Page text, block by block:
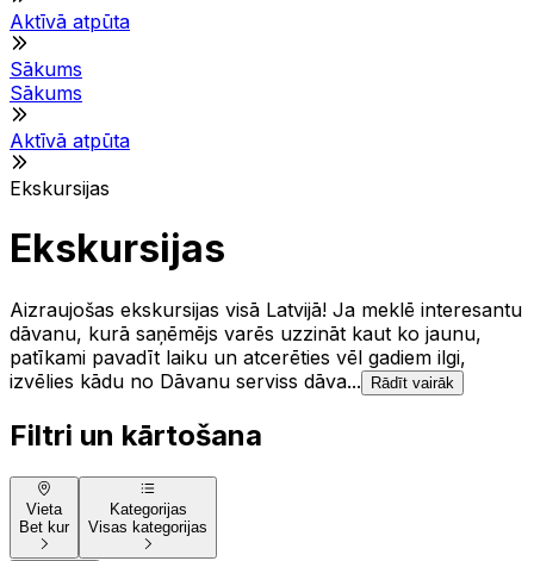
Aktīvā atpūta
Sākums
Sākums
Aktīvā atpūta
Ekskursijas
Ekskursijas
Aizraujošas ekskursijas visā Latvijā! Ja meklē interesantu
dāvanu, kurā saņēmējs varēs uzzināt kaut ko jaunu,
patīkami pavadīt laiku un atcerēties vēl gadiem ilgi,
izvēlies kādu no Dāvanu serviss dāva...
Rādīt vairāk
Filtri un kārtošana
Vieta
Bet kur
Kategorijas
Visas kategorijas